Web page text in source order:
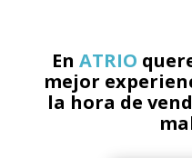
En ATRIO
mejor
la hora de